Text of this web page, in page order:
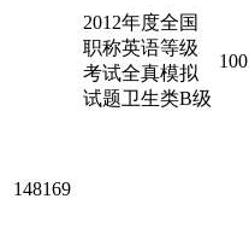
2012年度全国
职称英语等级
考试全真模拟
试题卫生类B级
100
148169